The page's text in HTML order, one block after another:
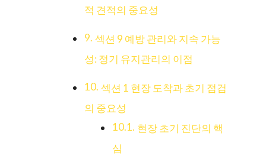
적 견적의 중요성
섹션 9 예방 관리와 지속 가능
성: 정기 유지관리의 이점
섹션 1 현장 도착과 초기 점검
의 중요성
현장 초기 진단의 핵
심